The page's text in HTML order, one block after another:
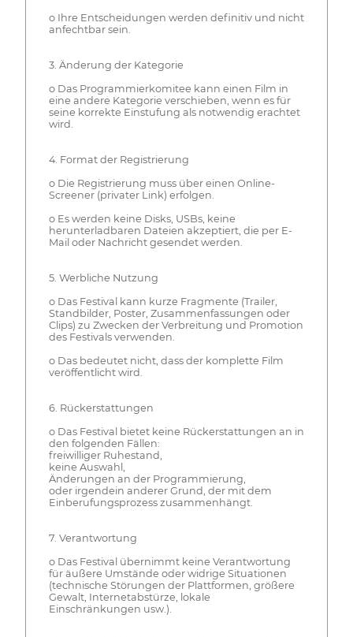
o Ihre Entscheidungen werden definitiv und nicht
anfechtbar sein.
3. Änderung der Kategorie
o Das Programmierkomitee kann einen Film in
eine andere Kategorie verschieben, wenn es für
seine korrekte Einstufung als notwendig erachtet
wird.
4. Format der Registrierung
o Die Registrierung muss über einen Online-
Screener (privater Link) erfolgen.
o Es werden keine Disks, USBs, keine
herunterladbaren Dateien akzeptiert, die per E-
Mail oder Nachricht gesendet werden.
5. Werbliche Nutzung
o Das Festival kann kurze Fragmente (Trailer,
Standbilder, Poster, Zusammenfassungen oder
Clips) zu Zwecken der Verbreitung und Promotion
des Festivals verwenden.
o Das bedeutet nicht, dass der komplette Film
veröffentlicht wird.
6. Rückerstattungen
o Das Festival bietet keine Rückerstattungen an in
den folgenden Fällen:
freiwilliger Ruhestand,
keine Auswahl,
Änderungen an der Programmierung,
oder irgendein anderer Grund, der mit dem
Einberufungsprozess zusammenhängt.
7. Verantwortung
o Das Festival übernimmt keine Verantwortung
für äußere Umstände oder widrige Situationen
(technische Störungen der Plattformen, größere
Gewalt, Internetabstürze, lokale
Einschränkungen usw.).